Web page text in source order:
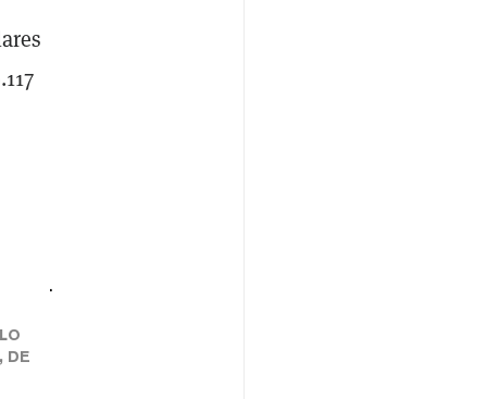
DE
.